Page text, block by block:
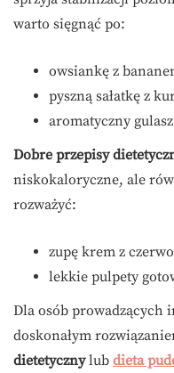
warto sięgnąć po:
owsiankę z
pyszną sałatkę z
aromatyczny
Dobre przepisy
niskokaloryczne, ale
rozważyć:
zupę krem z
lekkie pulpety
Dla osób prowadzących
doskonałym
dietetycznylub dieta